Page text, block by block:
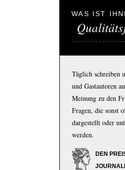
WAS IST
Täglich schreiben
und Gastautoren
Meinung zu den
Fragen, die sonst
dargestellt oder
werden.
DEN